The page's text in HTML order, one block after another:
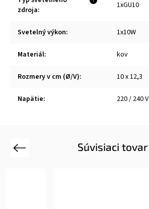
zdroja: 1xGU10
Svetelný výkon: 1x10W
Materiál: kov
Rozmery v cm (Ø/V): 10 x 12,3
Napätie: 220 / 240 V
Súvisiaci tovar
Previous